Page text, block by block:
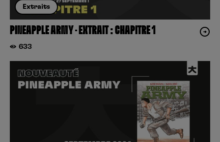
Extraits
PINEAPPLE ARMY – EXTRAIT : CHAPITRE 1
633